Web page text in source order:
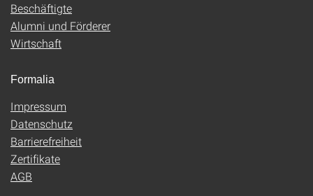
Beschäftigte
Alumni und Förderer
Wirtschaft
Formalia
Impressum
Datenschutz
Barrierefreiheit
Zertifikate
AGB